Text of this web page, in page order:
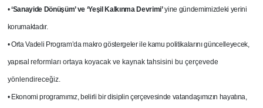
•‘Sanayide Dönüşüm’ ve ‘Yeşil Kalkınma Devrimi’yine gündemimizdeki yerini
korumaktadır.
• Orta Vadeli Program’da makro göstergeler ile kamu politikalarını güncelleyecek,
yapısalreformları ortaya koyacak ve kaynak tahsisini bu çerçevede
yönlendireceğiz.
• Ekonomi programımız, belirli bir disiplin çerçevesinde vatandaşımızın hayatına,